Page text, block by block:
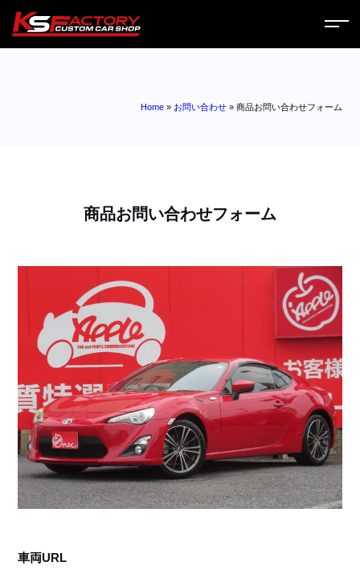
お問い合わせ
採用情報
店舗問い合わせ
Home » お問い合わせ »商品お問い合わせフォーム
商品お問い合わせフォーム
車両URL